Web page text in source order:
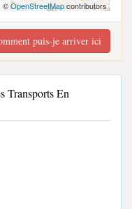
©OpenStreetMapcontributors
puis-je arriver ici
Transports En